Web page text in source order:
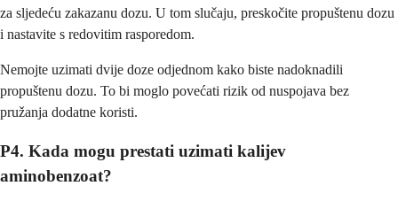
za sljedeću zakazanu dozu. U tom slučaju, preskočite propuštenu dozu
i nastavite s redovitim rasporedom.
Nemojte uzimati dvije doze odjednom kako biste nadoknadili
propuštenu dozu. To bi moglo povećati rizik od nuspojava bez
pružanja dodatne koristi.
P4. Kada mogu prestati uzimati kalijev
aminobenzoat?